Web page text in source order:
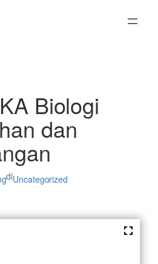
Biologi
dan
diUncategorized